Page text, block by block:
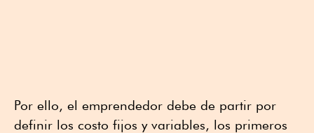
Por ello, el emprendedor debe de partir por
definir los costo fijos y variables, los primeros